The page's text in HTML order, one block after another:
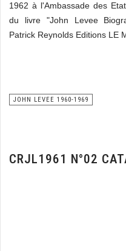
1962 à l'Ambassade des
du livre "John Levee
Patrick Reynolds Editions LE
JOHN LEVEE 1960-1969
CRJL1961 N°02